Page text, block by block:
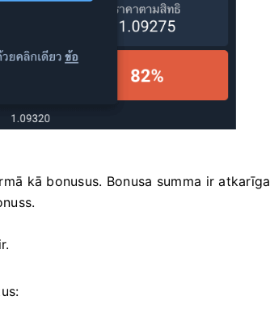
kā bonusus. Bonusa summa ir atkarīga